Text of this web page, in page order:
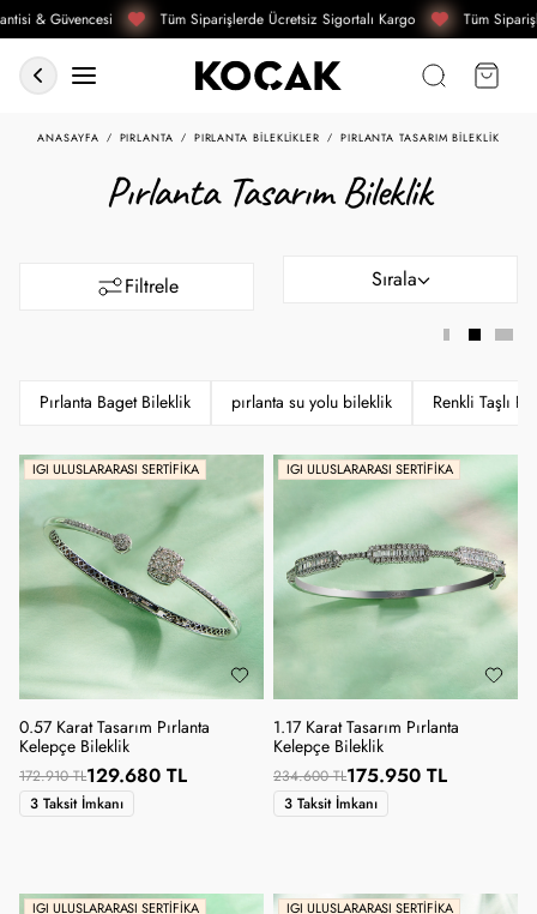
& Güvencesi Tüm Siparişlerde Ücretsiz Sigortalı Kargo Tüm
ANASAYFA PIRLANTA PIRLANTA BILEKLIKLER PIRLANTA TASARIM BILEKLIK
Pırlanta Tasarım Bileklik
Filtrele Sırala
Pırlanta Baget Bileklik pırlanta su yolu bileklik Renkli Taşlı
IGI ULUSLARARASI SERTIFIKA
0.57 Karat Tasarım Pırlanta
Kelepçe Bileklik
172.910 TL129.680 TL
3 Taksit İmkanı
IGI ULUSLARARASI SERTIFIKA
1.17 Karat Tasarım Pırlanta
Kelepçe Bileklik
234.600 TL175.950 TL
3 Taksit İmkanı
IGI ULUSLARARASI SERTIFIKA
IGI ULUSLARARASI SERTIFIKA